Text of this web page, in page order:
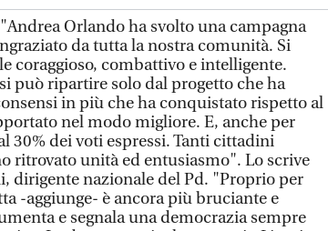
Orlando ha svolto una campagna
da tutta la nostra comunità. Si
coraggioso, combattivo e intelligente.
può ripartire solo dal progetto che ha
in più che ha conquistato rispetto al
nel modo migliore. E, anche per
30% dei voti espressi. Tanti cittadini
ritrovato unità ed entusiasmo". Lo scrive
dirigente nazionale del Pd. "Proprio per
-aggiunge- è ancora più bruciante e
e segnala una democrazia sempre